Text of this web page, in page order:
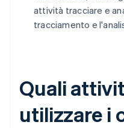
attività tracciare e
tracciamento e
Quali
utilizzare i